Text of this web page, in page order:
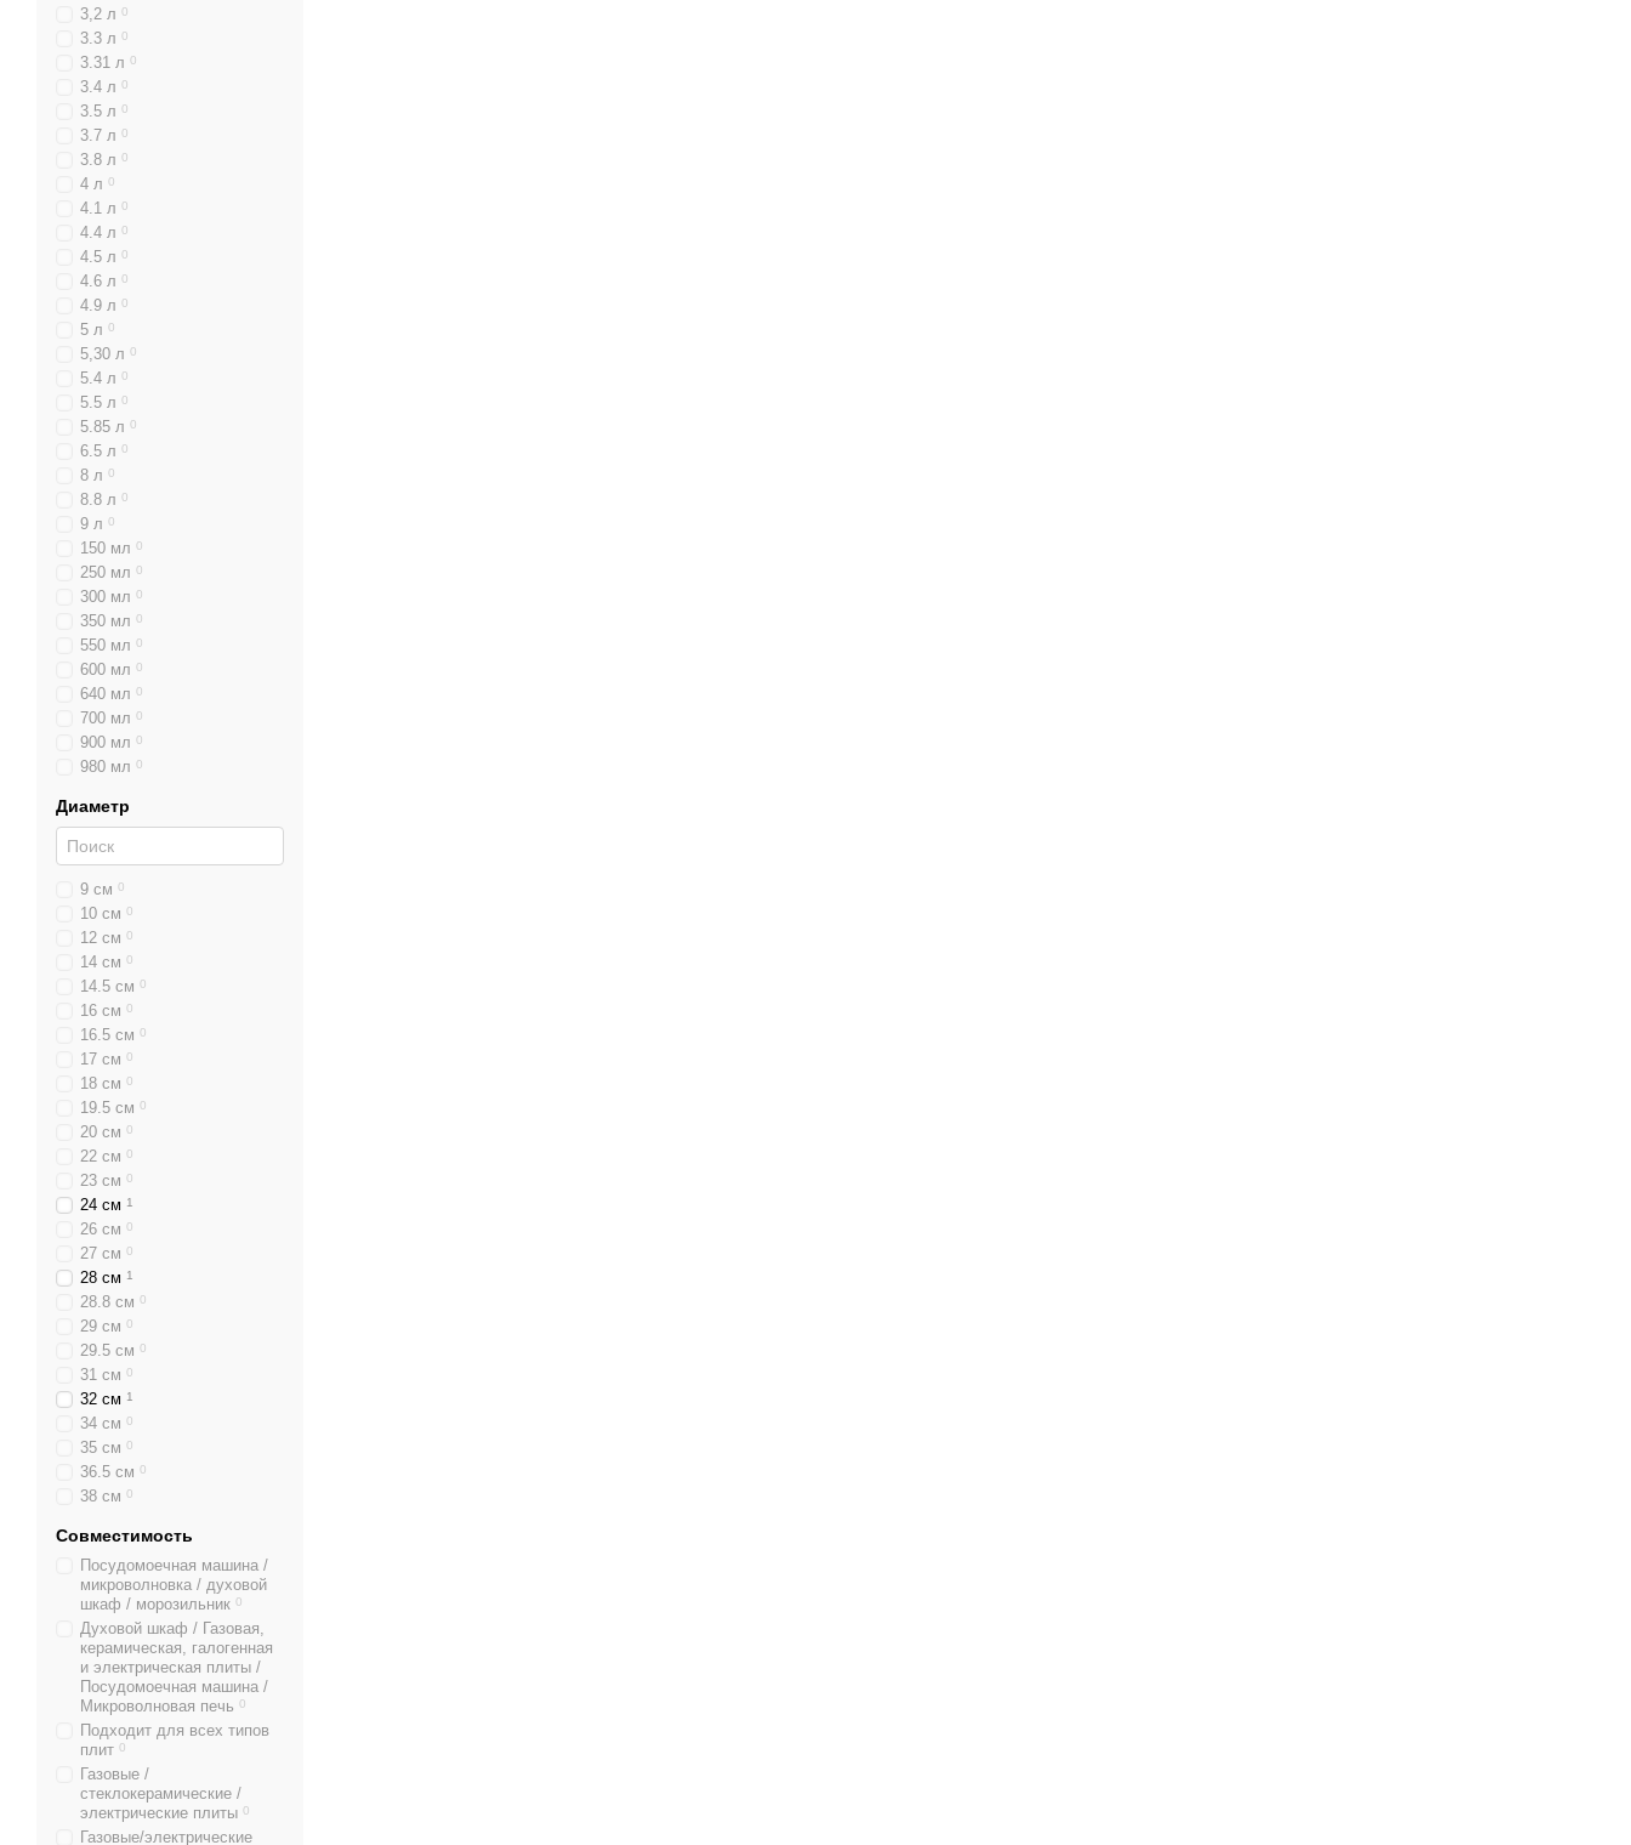
3,2 л 0
3.3 л 0
3.31 л 0
3.4 л 0
3.5 л 0
3.7 л 0
3.8 л 0
4 л 0
4.1 л 0
4.4 л 0
4.5 л 0
4.6 л 0
4.9 л 0
5 л 0
5,30 л 0
5.4 л 0
5.5 л 0
5.85 л 0
6.5 л 0
8 л 0
8.8 л 0
9 л 0
150 мл 0
250 мл 0
300 мл 0
350 мл 0
550 мл 0
600 мл 0
640 мл 0
700 мл 0
900 мл 0
980 мл 0
Диаметр
9 см 0
10 см 0
12 см 0
14 см 0
14.5 см 0
16 см 0
16.5 см 0
17 см 0
18 см 0
19.5 см 0
20 см 0
22 см 0
23 см 0
24 см 1
26 см 0
27 см 0
28 см 1
28.8 см 0
29 см 0
29.5 см 0
31 см 0
32 см 1
34 см 0
35 см 0
36.5 см 0
38 см 0
Совместимость
Посудомоечная машина /
микроволновка / духовой
шкаф / морозильник 0
Духовой шкаф / Газовая,
керамическая, галогенная
и электрическая плиты /
Посудомоечная машина /
Микроволновая печь 0
Подходит для всех типов
плит 0
Газовые /
стеклокерамические /
электрические плиты 0
Газовые/электрические